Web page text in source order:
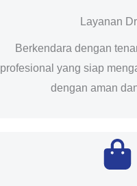
Layanan
Berkendara dengan
profesional yang siap
dengan aman